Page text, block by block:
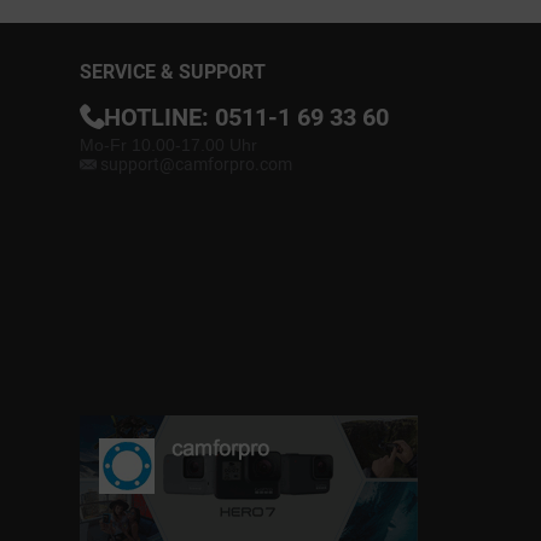
SERVICE & SUPPORT
HOTLINE: 0511-1 69 33 60